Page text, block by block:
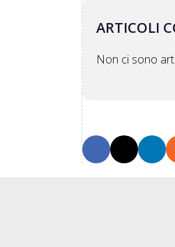
ARTICOLI
Non ci sono